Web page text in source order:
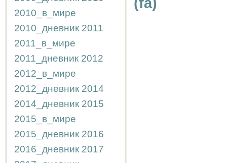
2010_в_мире
2010_дневник 2011
2011_в_мире
2011_дневник 2012
2012_в_мире
2012_дневник 2014
2014_дневник 2015
2015_в_мире
2015_дневник 2016
2016_дневник 2017